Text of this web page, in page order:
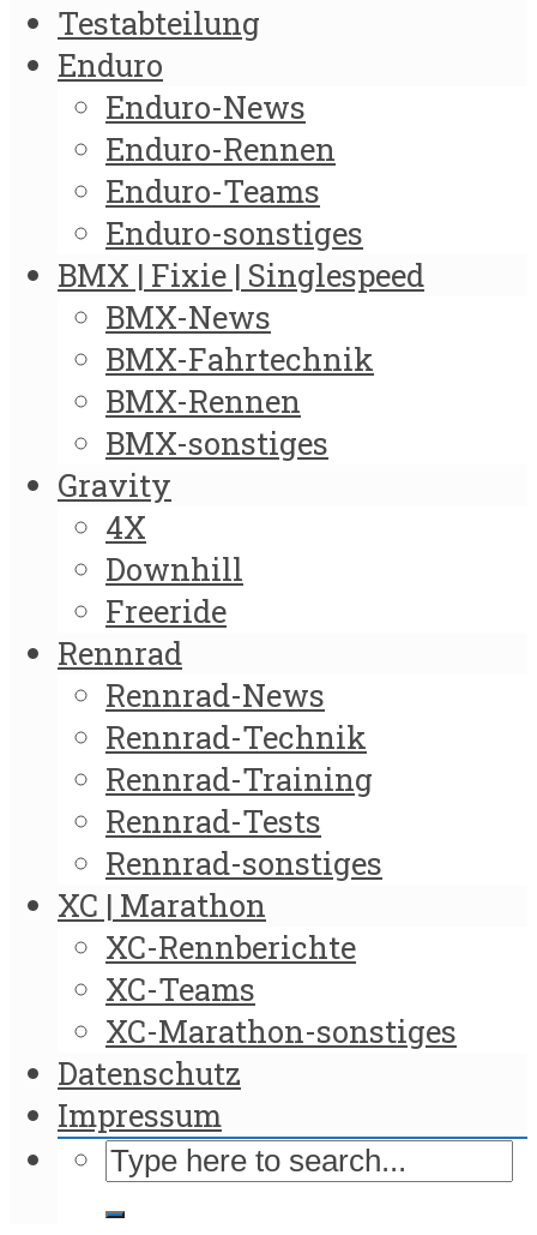
Testabteilung
Enduro
Enduro-News
Enduro-Rennen
Enduro-Teams
Enduro-sonstiges
BMX | Fixie | Singlespeed
BMX-News
BMX-Fahrtechnik
BMX-Rennen
BMX-sonstiges
Gravity
4X
Downhill
Freeride
Rennrad
Rennrad-News
Rennrad-Technik
Rennrad-Training
Rennrad-Tests
Rennrad-sonstiges
XC | Marathon
XC-Rennberichte
XC-Teams
XC-Marathon-sonstiges
Datenschutz
Impressum